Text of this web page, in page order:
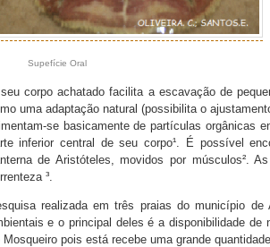
Oral
corpo achatado facilita a escavação de
uma adaptação natural (possibilita o
se basicamente de partículas orgânicas
inferior central de seu corpo¹. É possível
de Aristóteles, movidos por músculos².
³.
realizada em três praias do município
e o principal deles é a disponibilidade
Mosqueiro pois está recebe uma grande